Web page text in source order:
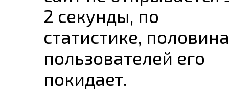
2 секунды, по
статистике, половина
пользователей его
покидает.